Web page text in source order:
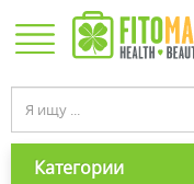
Категории